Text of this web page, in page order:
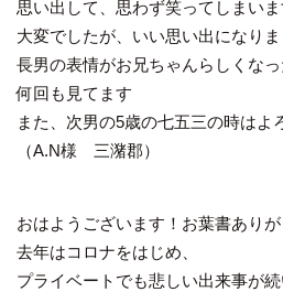
思い出して、思わず笑ってしまい
大変でしたが、いい思い出になりま
長男の表情がお兄ちゃんらしくな
何回も見てます
また、次男の5歳の七五三の時はよ
（A.N様 三潴郡）
おはようございます！お葉書ありが
去年はコロナをはじめ、
プライベートでも悲しい出来事が続